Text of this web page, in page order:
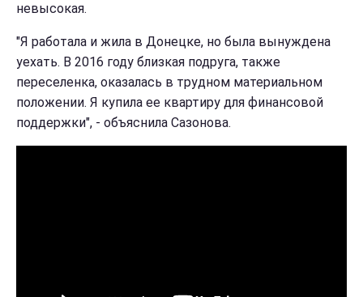
невысокая.
"Я работала и жила в Донецке, но была вынуждена
уехать. В 2016 году близкая подруга, также
переселенка, оказалась в трудном материальном
положении. Я купила ее квартиру для финансовой
поддержки", - объяснила Сазонова.